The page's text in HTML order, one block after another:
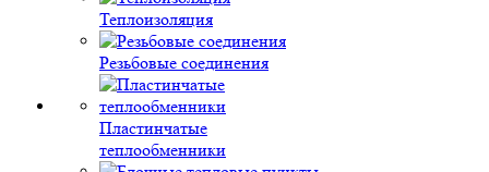
Теплоизоляция
Резьбовые соединения
Пластинчатые
теплообменники